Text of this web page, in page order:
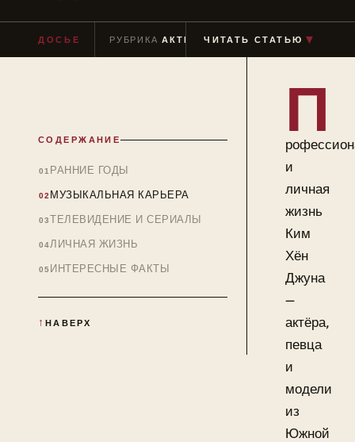
ДОСЬЕ РУБРИКААКТЕРЫ ЧТЕНИЕ ≈ 9 МИН
ЧИТАТЬ СТАТЬЮ ▼
СОДЕРЖАНИЕ
РАННИЕ ГОДЫ
МУЗЫКАЛЬНАЯ КАРЬЕРА
ТЕЛЕВИДЕНИЕ И СЕРИАЛЫ
ЛИЧНАЯ ЖИЗНЬ
ИНТЕРЕСНЫЕ ФАКТЫ
НАВЕРХ
П
и
личная
жизнь
Ким
Хён
Джуна
—
актёра,
певца
и
модели
из
Южной